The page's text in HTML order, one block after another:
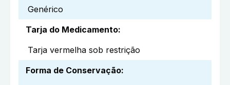
Genérico
Tarja do Medicamento:
Tarja vermelha sob restrição
Forma de Conservação: